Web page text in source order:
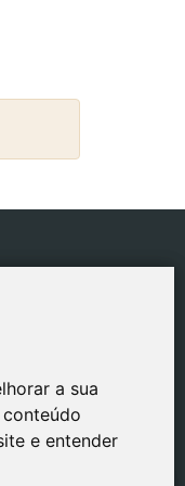
a sua
e entender
a sua
e entender